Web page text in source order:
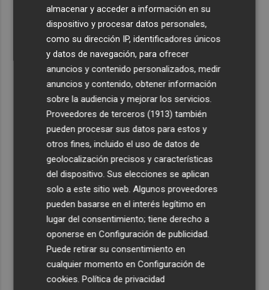
Ocho helicópteros, un avión y más de 100 brigadas se
movilizan en Moratalla por un incendio forestal
Jorge Martín suma su tercera victoria 'sprint' del año y
es más líder
almacenar y acceder a información en su
dispositivo y procesar datos personales,
como su dirección IP, identificadores únicos
y datos de navegación, para ofrecer
anuncios y contenido personalizados, medir
anuncios y contenido, obtener información
sobre la audiencia y mejorar los servicios.
Proveedores de terceros (1913) también
pueden procesar sus datos para estos y
otros fines, incluido el uso de datos de
geolocalización precisos y características
del dispositivo. Sus elecciones se aplican
solo a este sitio web. Algunos proveedores
pueden basarse en el interés legítimo en
lugar del consentimiento; tiene derecho a
oponerse enConfiguración de publicidad.
Puede retirar su consentimiento en
cualquier momento enConfiguración de
cookies.Política de privacidad